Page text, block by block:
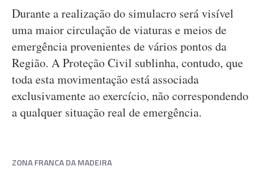
Durante a realização do simulacro será visível
uma maior circulação de viaturas e meios de
emergência provenientes de vários pontos da
Região. A Proteção Civil sublinha, contudo, que
toda esta movimentação está associada
exclusivamente ao exercício, não correspondendo
a qualquer situação real de emergência.
ZONA FRANCA DA MADEIRA